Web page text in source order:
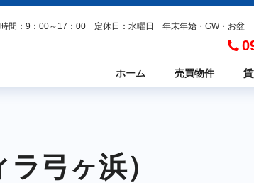
間：9：00～17：00 定休日：水曜日 年末年始・GW・お盆
ホーム 売買物件
弓ヶ浜）